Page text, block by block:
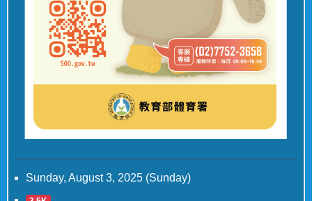
Sunday, August 3, 2025 (Sunday)